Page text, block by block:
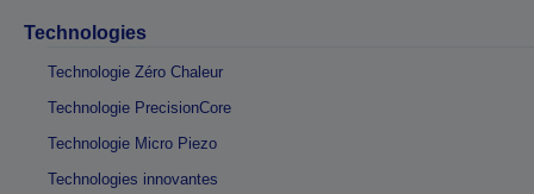
Technologies
Technologie Zéro Chaleur
Technologie PrecisionCore
Technologie Micro Piezo
Technologies innovantes